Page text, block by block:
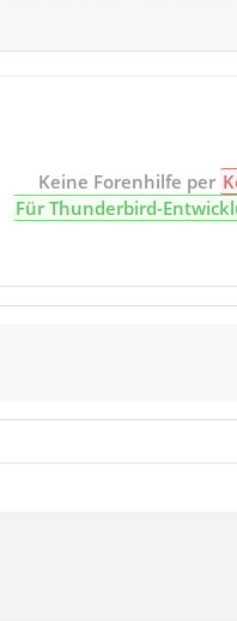
Keine Forenhilfe per
Für Thunderbird-